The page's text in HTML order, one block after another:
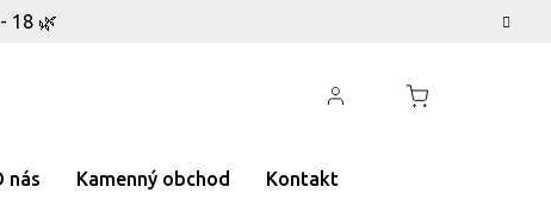
18 🌿
nás Kamenný obchod Kontakt